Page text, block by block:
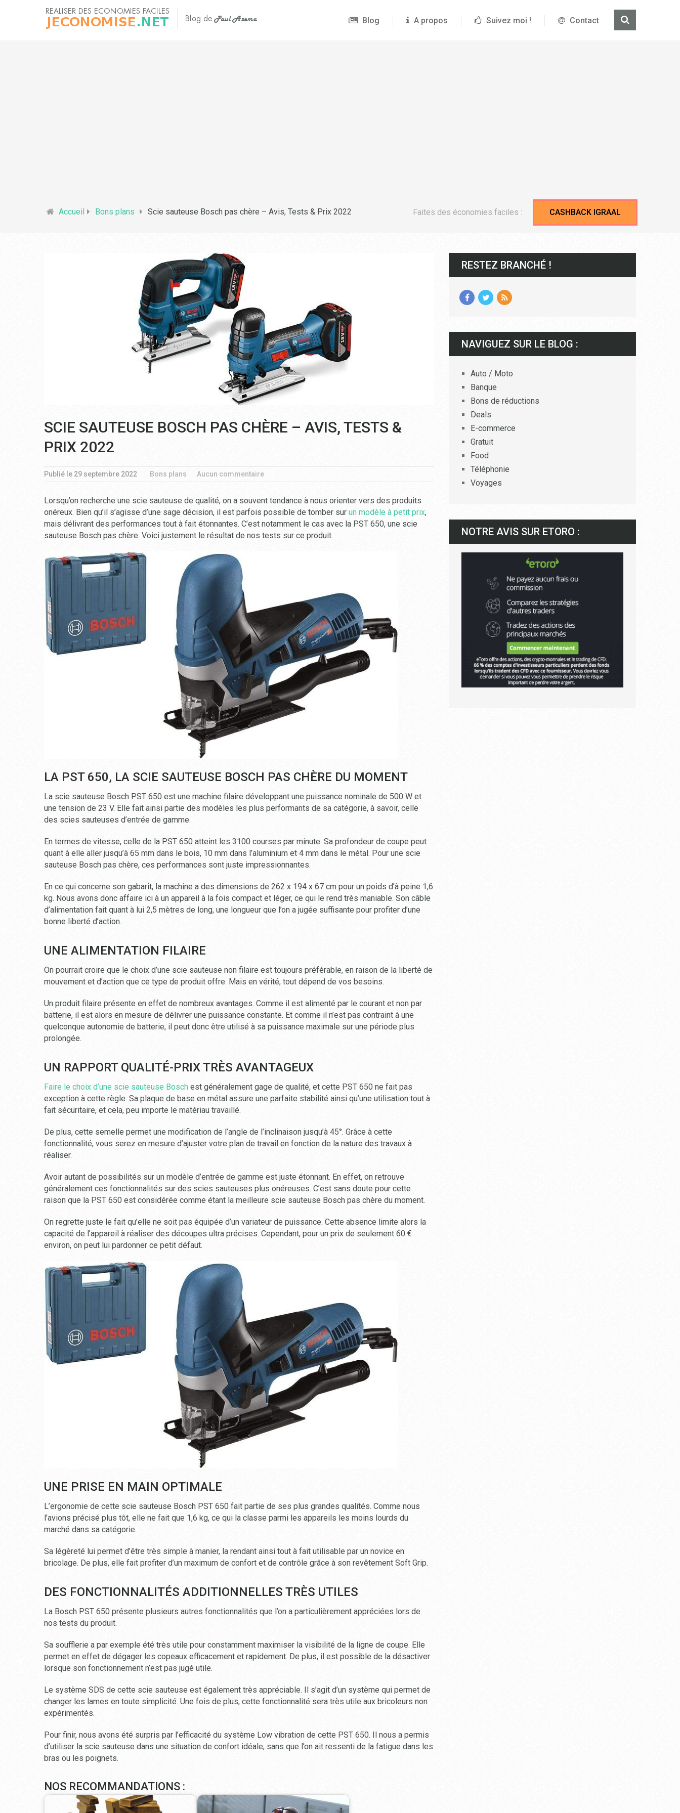
Blog A propos Suivez moi ! Contact
Accueil Bons plans Scie sauteuse Bosch pas chère – Avis, Tests & Prix 2022 Faites des économies faciles : CASHBACK IGRAAL
SCIE SAUTEUSE BOSCH PAS CHÈRE – AVIS, TESTS &
PRIX 2022
Publié le 29 septembre 2022 Bons plans Aucun commentaire
Lorsqu’on recherche une scie sauteuse de qualité, on a souvent tendance à nous orienter vers des produits
onéreux. Bien qu’il s’agisse d’une sage décision, il est parfois possible de tomber sur un modèle à petit prix,
mais délivrant des performances tout à fait étonnantes. C’est notamment le cas avec la PST 650, une scie
sauteuse Bosch pas chère. Voici justement le résultat de nos tests sur ce produit.
LA PST 650, LA SCIE SAUTEUSE BOSCH PAS CHÈRE DU MOMENT
La scie sauteuse Bosch PST 650 est une machine filaire développant une puissance nominale de 500 W et
une tension de 23 V. Elle fait ainsi partie des modèles les plus performants de sa catégorie, à savoir, celle
des scies sauteuses d’entrée de gamme.
En termes de vitesse, celle de la PST 650 atteint les 3100 courses par minute. Sa profondeur de coupe peut
quant à elle aller jusqu’à 65 mm dans le bois, 10 mm dans l’aluminium et 4 mm dans le métal. Pour une scie
sauteuse Bosch pas chère, ces performances sont juste impressionnantes.
En ce qui concerne son gabarit, la machine a des dimensions de 262 x 194 x 67 cm pour un poids d’à peine 1,6
kg. Nous avons donc affaire ici à un appareil à la fois compact et léger, ce qui le rend très maniable. Son câble
d’alimentation fait quant à lui 2,5 mètres de long, une longueur que l’on a jugée suffisante pour profiter d’une
bonne liberté d’action.
UNE ALIMENTATION FILAIRE
On pourrait croire que le choix d’une scie sauteuse non filaire est toujours préférable, en raison de la liberté de
mouvement et d’action que ce type de produit offre. Mais en vérité, tout dépend de vos besoins.
Un produit filaire présente en effet de nombreux avantages. Comme il est alimenté par le courant et non par
batterie, il est alors en mesure de délivrer une puissance constante. Et comme il n’est pas contraint à une
quelconque autonomie de batterie, il peut donc être utilisé à sa puissance maximale sur une période plus
prolongée.
UN RAPPORT QUALITÉ-PRIX TRÈS AVANTAGEUX
Faire le choix d’une scie sauteuse Bosch est généralement gage de qualité, et cette PST 650 ne fait pas
exception à cette règle. Sa plaque de base en métal assure une parfaite stabilité ainsi qu’une utilisation tout à
fait sécuritaire, et cela, peu importe le matériau travaillé.
De plus, cette semelle permet une modification de l’angle de l’inclinaison jusqu’à 45°. Grâce à cette
fonctionnalité, vous serez en mesure d’ajuster votre plan de travail en fonction de la nature des travaux à
réaliser.
Avoir autant de possibilités sur un modèle d’entrée de gamme est juste étonnant. En effet, on retrouve
généralement ces fonctionnalités sur des scies sauteuses plus onéreuses. C’est sans doute pour cette
raison que la PST 650 est considérée comme étant la meilleure scie sauteuse Bosch pas chère du moment.
On regrette juste le fait qu’elle ne soit pas équipée d’un variateur de puissance. Cette absence limite alors la
capacité de l’appareil à réaliser des découpes ultra précises. Cependant, pour un prix de seulement 60 €
environ, on peut lui pardonner ce petit défaut.
UNE PRISE EN MAIN OPTIMALE
L’ergonomie de cette scie sauteuse Bosch PST 650 fait partie de ses plus grandes qualités. Comme nous
l’avions précisé plus tôt, elle ne fait que 1,6 kg, ce qui la classe parmi les appareils les moins lourds du
marché dans sa catégorie.
Sa légèreté lui permet d’être très simple à manier, la rendant ainsi tout à fait utilisable par un novice en
bricolage. De plus, elle fait profiter d’un maximum de confort et de contrôle grâce à son revêtement Soft Grip.
DES FONCTIONNALITÉS ADDITIONNELLES TRÈS UTILES
La Bosch PST 650 présente plusieurs autres fonctionnalités que l’on a particulièrement appréciées lors de
nos tests du produit.
Sa soufflerie a par exemple été très utile pour constamment maximiser la visibilité de la ligne de coupe. Elle
permet en effet de dégager les copeaux efficacement et rapidement. De plus, il est possible de la désactiver
lorsque son fonctionnement n’est pas jugé utile.
Le système SDS de cette scie sauteuse est également très appréciable. Il s’agit d’un système qui permet de
changer les lames en toute simplicité. Une fois de plus, cette fonctionnalité sera très utile aux bricoleurs non
expérimentés.
Pour finir, nous avons été surpris par l’efficacité du système Low vibration de cette PST 650. Il nous a permis
d’utiliser la scie sauteuse dans une situation de confort idéale, sans que l’on ait ressenti de la fatigue dans les
bras ou les poignets.
NOS RECOMMANDATIONS :
RESTEZ BRANCHÉ !
NAVIGUEZ SUR LE BLOG :
Auto / Moto
Banque
Bons de réductions
Deals
E-commerce
Gratuit
Food
Téléphonie
Voyages
NOTRE AVIS SUR ETORO :